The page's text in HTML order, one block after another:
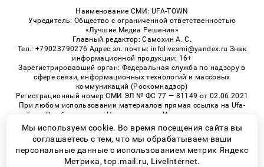
Наименование СМИ: UFA-TOWN
Учредитель: Общество с ограниченной ответственностью
«Лучшие Медиа Решения»
Главный редактор: Самохин А. С.
Тел.: +79023790276 Адрес эл. почты: infolivesmi@yandex.ru Знак
информационной продукции: 16+
Зарегистрировавший орган: Федеральная служба по надзору в
сфере связи, информационных технологий и массовых
коммуникаций (Роскомнадзор)
Регистрационный номер СМИ ЭЛ № ФС 77 — 81149 от 02.06.2021
При любом использовании материалов прямая ссылка на Ufa-
Town.Ru обязательна. Цитирование в Интернете возможно
только при наличии письменного разрешения.
© 2026 «Ufa-Town» | Все права защищены
Мы используем cookie. Во время посещения сайта вы
соглашаетесь с тем, что мы обрабатываем ваши
персональные данные с использованием метрик Яндекс
Метрика, top.mail.ru, LiveInternet.